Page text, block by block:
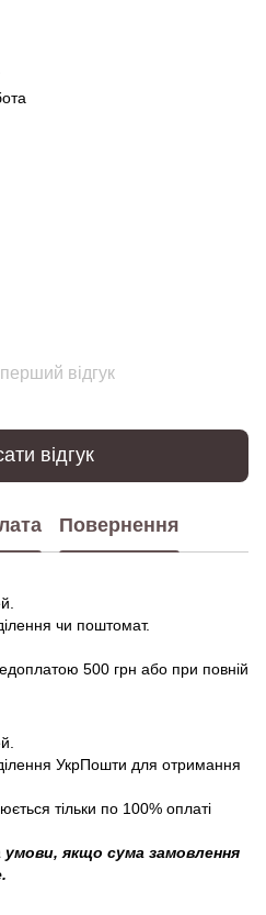
відгук
відгук
Повернення
чи поштомат.
500 грн або при повній
УкрПошти для отримання
тільки по 100% оплаті
якщо сума замовлення